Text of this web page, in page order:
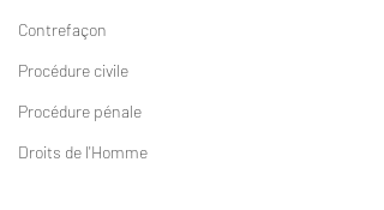
Contrefaçon
Procédure civile
Procédure pénale
Droits de l'Homme